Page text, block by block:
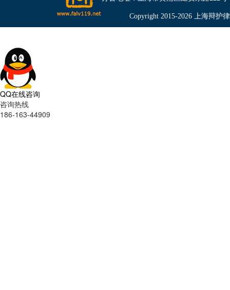
Copyright 2015-2026 上海辩护
QQ在线咨询
咨询热线
186-163-44909